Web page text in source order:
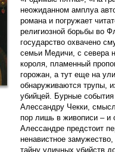
неожиданном амплуа
романа и погружает
религиозной борьбы во
государство охвачено
семьи Медичи, с севера
короля, пламенный
горожан, а тут еще на
обнаруживаются трупы,
убийцей. Бурные
Алессандру Чекки,
пор лишь в живописи – и
Алессандре предстоит
ненавистное
тайну уличных убийств